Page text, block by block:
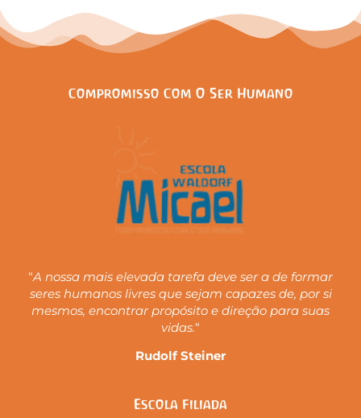
Compromisso Com O Ser Humano
“A nossa mais elevada tarefa deve ser a de formar
seres humanos livres que sejam capazes de, por si
mesmos, encontrar propósito e direção para suas
vidas.“
Rudolf Steiner
Escola Filiada